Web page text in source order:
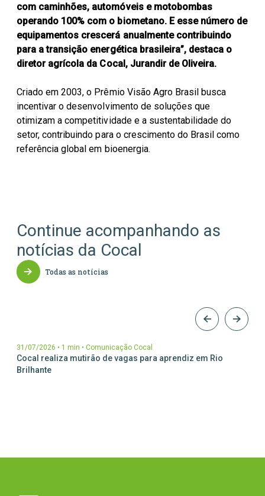
com caminhões, automóveis e motobombas
operando 100% com o biometano. E esse número de
equipamentos crescerá anualmente contribuindo
para a transição energética brasileira”, destaca o
diretor agrícola da Cocal, Jurandir de Oliveira.
Criado em 2003, o Prêmio Visão Agro Brasil busca
incentivar o desenvolvimento de soluções que
otimizam a competitividade e a sustentabilidade do
setor, contribuindo para o crescimento do Brasil como
referência global em bioenergia.
Continue acompanhando as
notícias da Cocal
Todas as notícias
31/07/2026 • 1 min • Comunicação Cocal
Cocal realiza mutirão de vagas para aprendiz em Rio
Brilhante